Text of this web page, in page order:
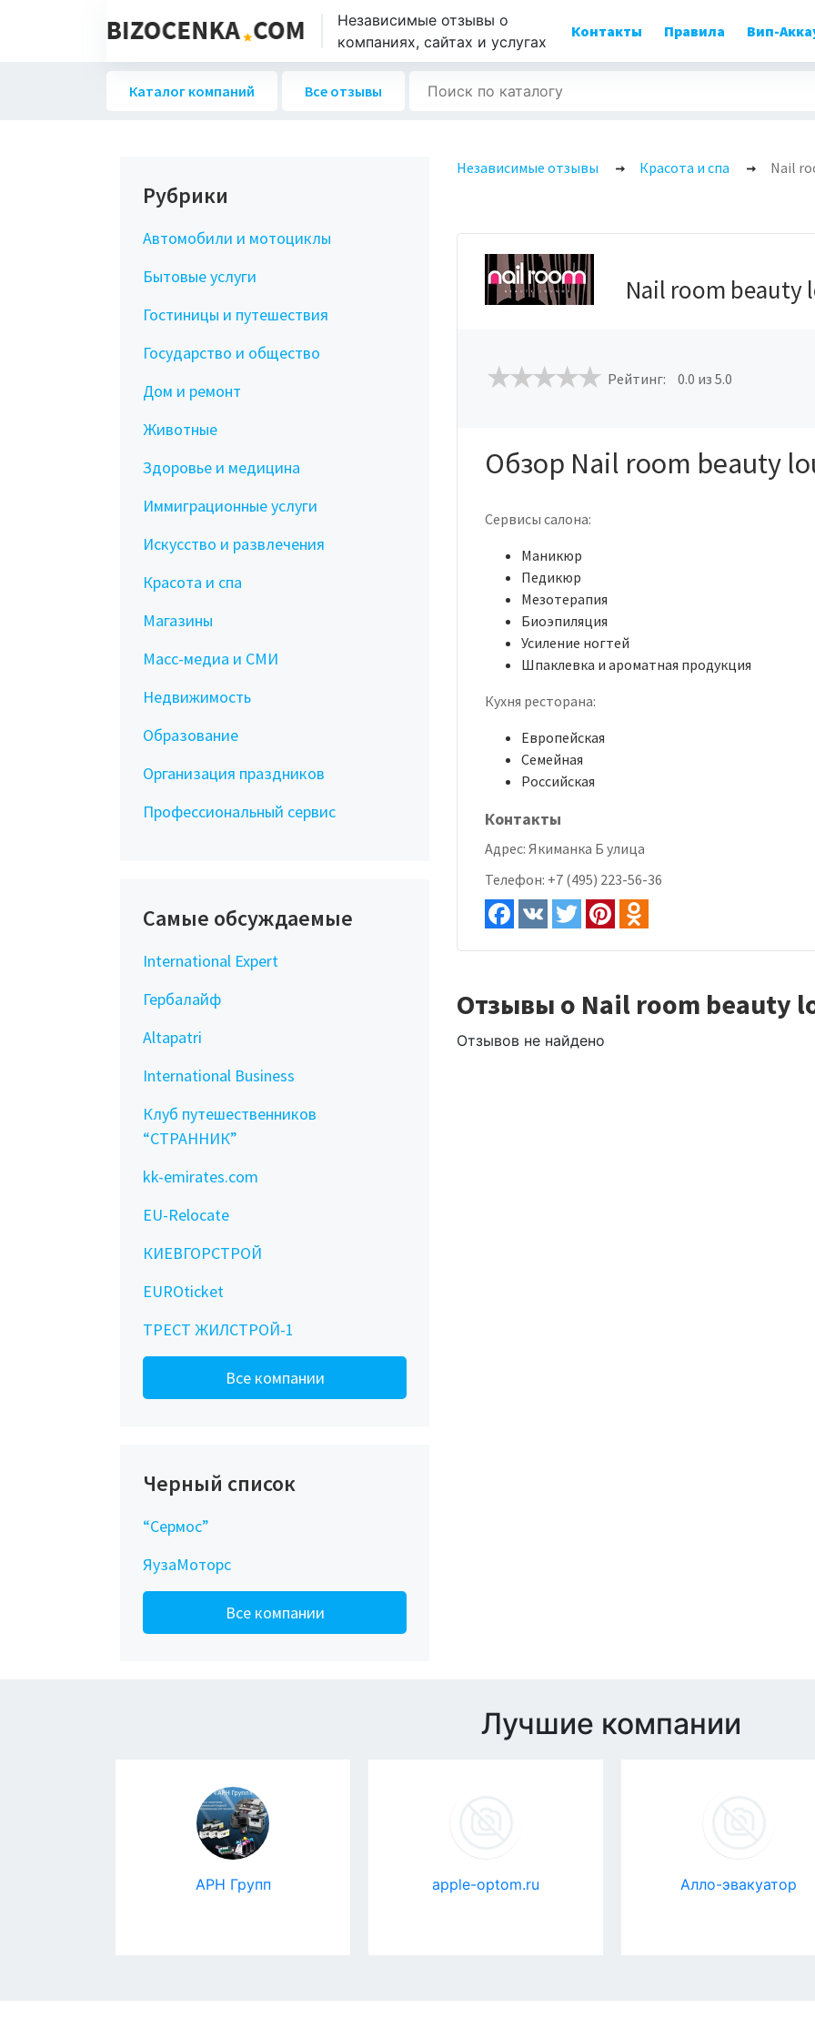
Независимые отзывы о
компаниях, сайтах и услугах
Контакты Правила Вип-
Каталог компаний Все отзывы
Независимые отзывы Красота и спа Nail
Nail room beauty
Рейтинг: 0.0 из 5.0
Обзор Nail room beauty
Сервисы салона:
Маникюр
Педикюр
Мезотерапия
Биоэпиляция
Усиление ногтей
Шпаклевка и ароматная продукция
Кухня ресторана:
Европейская
Семейная
Российская
Контакты
Адрес: Якиманка Б улица
Телефон: +7 (495) 223-56-36
Отзывы о Nail room beauty
Отзывов не найдено
Рубрики
Автомобили и мотоциклы
Бытовые услуги
Гостиницы и путешествия
Государство и общество
Дом и ремонт
Животные
Здоровье и медицина
Иммиграционные услуги
Искусство и развлечения
Красота и спа
Магазины
Масс-медиа и СМИ
Недвижимость
Образование
Организация праздников
Профессиональный сервис
Самые обсуждаемые
International Expert
Гербалайф
Altapatri
International Business
Клуб путешественников
“СТРАННИК”
kk-emirates.com
EU-Relocate
КИЕВГОРСТРОЙ
EUROticket
ТРЕСТ ЖИЛСТРОЙ-1
Все компании
Черный список
“Сермос”
ЯузаМоторс
Все компании
Лучшие компании
АРН Групп apple-optom.ru Алло-эвакуатор